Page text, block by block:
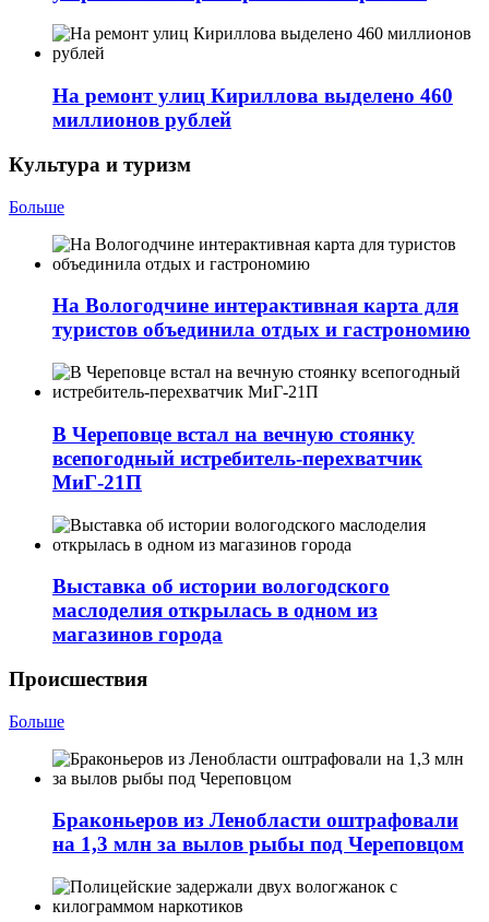
На ремонт улиц Кириллова выделено 460
миллионов рублей
Культура и туризм
Больше
На Вологодчине интерактивная карта для
туристов объединила отдых и гастрономию
В Череповце встал на вечную стоянку
всепогодный истребитель-перехватчик
МиГ‑21П
Выставка об истории вологодского
маслоделия открылась в одном из
магазинов города
Происшествия
Больше
Браконьеров из Ленобласти оштрафовали
на 1,3 млн за вылов рыбы под Череповцом